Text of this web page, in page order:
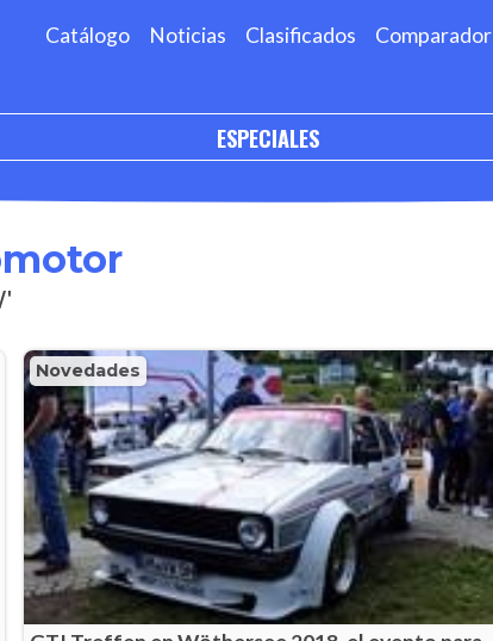
Catálogo Noticias Clasificados Comparador
ESPECIALES
Novedades